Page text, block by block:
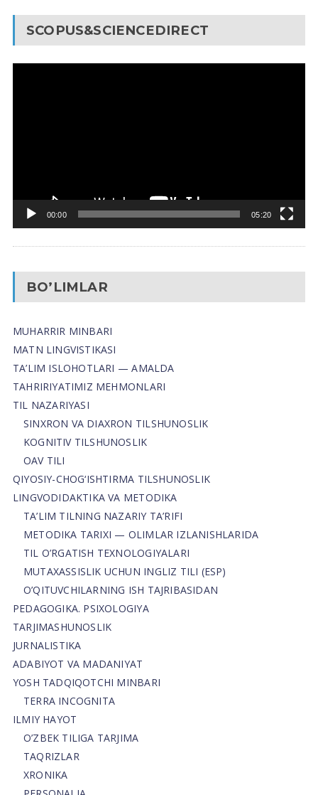
SCOPUS&SCIENCEDIRECT
00:00 05:20
BO’LIMLAR
MUHARRIR MINBARI
MATN LINGVISTIKASI
TA’LIM ISLOHOTLARI — AMALDA
TAHRIRIYATIMIZ MEHMONLARI
TIL NAZARIYASI
SINXRON VA DIAXRON TILSHUNOSLIK
KOGNITIV TILSHUNOSLIK
OAV TILI
QIYOSIY-CHOG‘ISHTIRMA TILSHUNOSLIK
LINGVODIDAKTIKA VA METODIKA
TA’LIM TILNING NAZARIY TA’RIFI
METODIKA TARIXI — OLIMLAR IZLANISHLARIDA
TIL O’RGATISH TEXNOLOGIYALARI
MUTAXASSISLIK UCHUN INGLIZ TILI (ESP)
O’QITUVCHILARNING ISH TAJRIBASIDAN
PEDAGOGIKA. PSIXOLOGIYA
TARJIMASHUNOSLIK
JURNALISTIKA
ADABIYOT VA MADANIYAT
YOSH TADQIQOTCHI MINBARI
TERRA INCOGNITA
ILMIY HAYOT
O’ZBEK TILIGA TARJIMA
TAQRIZLAR
XRONIKA